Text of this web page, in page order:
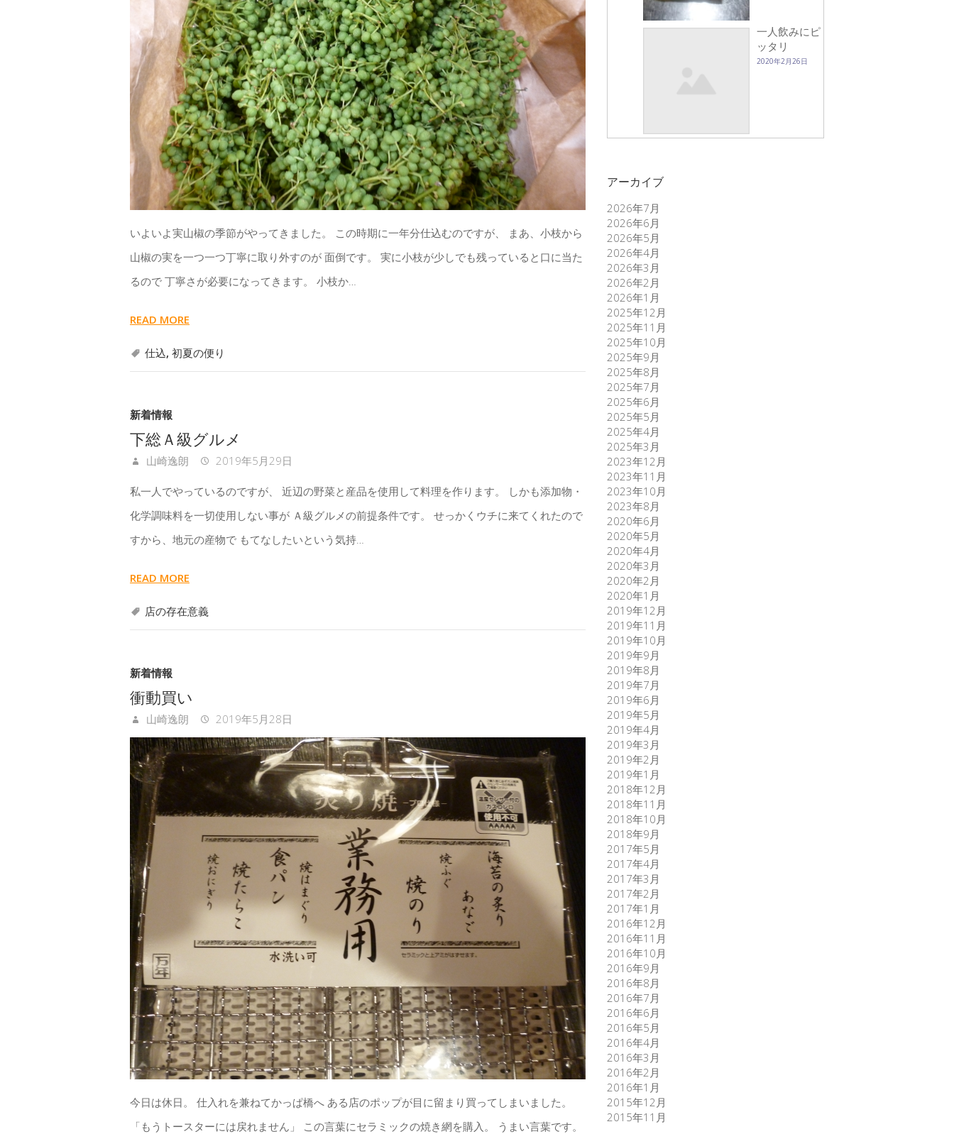
いよいよ実山椒の季節がやってきました。 この時期に一年分仕込むのですが、 まあ、小枝から
山椒の実を一つ一つ丁寧に取り外すのが 面倒です。 実に小枝が少しでも残っていると口に当た
るので 丁寧さが必要になってきます。 小枝か…
READ MORE
仕込, 初夏の便り
新着情報
下総Ａ級グルメ
山崎逸朗 2019年5月29日
私一人でやっているのですが、 近辺の野菜と産品を使用して料理を作ります。 しかも添加物・
化学調味料を一切使用しない事が Ａ級グルメの前提条件です。 せっかくウチに来てくれたので
すから、地元の産物で もてなしたいという気持…
READ MORE
店の存在意義
新着情報
衝動買い
山崎逸朗 2019年5月28日
今日は休日。 仕入れを兼ねてかっぱ橋へ ある店のポップが目に留まり買ってしまいました。
「もうトースターには戻れません」 この言葉にセラミックの焼き網を購入。 うまい言葉です。
一人飲みにピ
ッタリ
2020年2月26日
アーカイブ
2026年7月
2026年6月
2026年5月
2026年4月
2026年3月
2026年2月
2026年1月
2025年12月
2025年11月
2025年10月
2025年9月
2025年8月
2025年7月
2025年6月
2025年5月
2025年4月
2025年3月
2023年12月
2023年11月
2023年10月
2023年8月
2020年6月
2020年5月
2020年4月
2020年3月
2020年2月
2020年1月
2019年12月
2019年11月
2019年10月
2019年9月
2019年8月
2019年7月
2019年6月
2019年5月
2019年4月
2019年3月
2019年2月
2019年1月
2018年12月
2018年11月
2018年10月
2018年9月
2017年5月
2017年4月
2017年3月
2017年2月
2017年1月
2016年12月
2016年11月
2016年10月
2016年9月
2016年8月
2016年7月
2016年6月
2016年5月
2016年4月
2016年3月
2016年2月
2016年1月
2015年12月
2015年11月